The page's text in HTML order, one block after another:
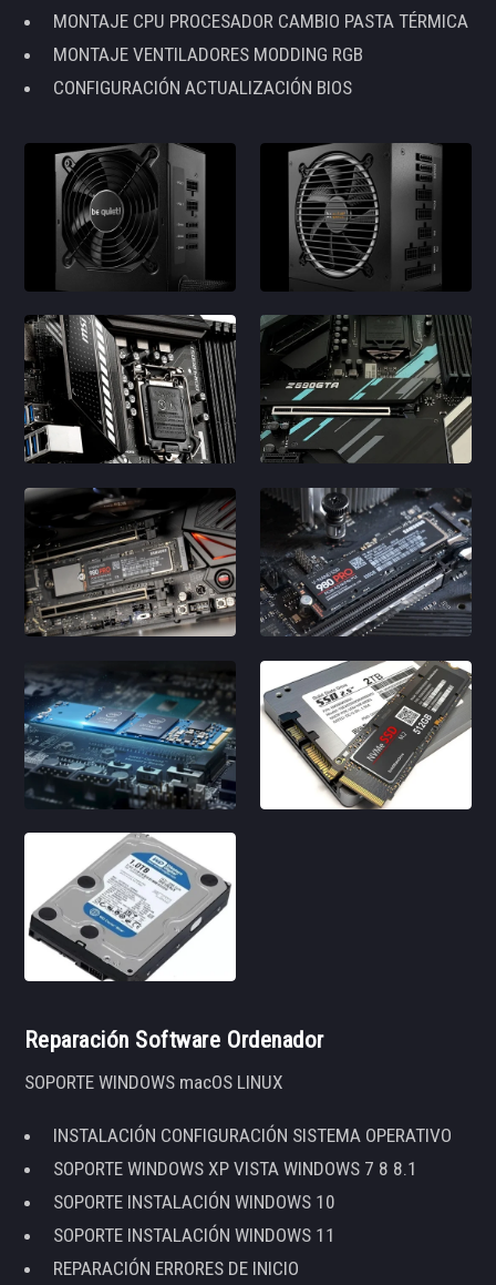
MONTAJE CPU PROCESADOR CAMBIO PASTA TÉRMICA
MONTAJE VENTILADORES MODDING RGB
CONFIGURACIÓN ACTUALIZACIÓN BIOS
Reparación Software Ordenador
SOPORTE WINDOWS macOS LINUX
INSTALACIÓN CONFIGURACIÓN SISTEMA OPERATIVO
SOPORTE WINDOWS XP VISTA WINDOWS 7 8 8.1
SOPORTE INSTALACIÓN WINDOWS 10
SOPORTE INSTALACIÓN WINDOWS 11
REPARACIÓN ERRORES DE INICIO